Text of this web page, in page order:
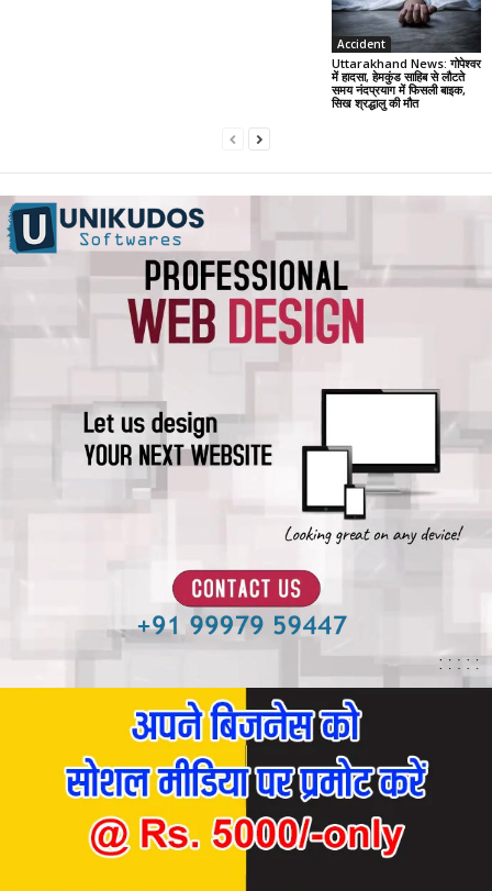
Accident
Uttarakhand News: गोपेश्वर
में हादसा, हेमकुंड साहिब से लौटते
समय नंदप्रयाग में फिसली बाइक,
सिख श्रद्धालु की मौत